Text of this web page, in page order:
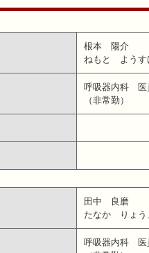
根本 陽介
ねもと ようす
呼吸器内科 医
（非常勤）
田中 良磨
たなか りょう
呼吸器内科 医